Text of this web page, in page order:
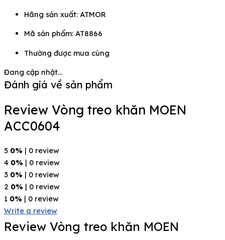
Hãng sản xuất: ATMOR
Mã sản phẩm: AT8866
Thường được mua cùng
Đang cập nhật...
Đánh giá về sản phẩm
Review Vòng treo khăn MOEN
ACC0604
5 0% | 0 review
4 0% | 0 review
3 0% | 0 review
2 0% | 0 review
1 0% | 0 review
Write a review
Review Vòng treo khăn MOEN